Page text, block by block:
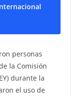
personas
la Comisión
durante la
el uso de